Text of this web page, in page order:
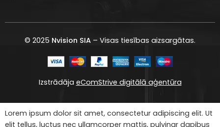
© 2025 Nvision SIA – Visas tiesības aizsargātas.
Izstrādāja eComStrive digitālā aģentūra
Lorem ipsum dolor sit amet, consectetur adipiscing elit. Ut
elit tellus, luctus nec ullamcorper mattis, pulvinar dapibus